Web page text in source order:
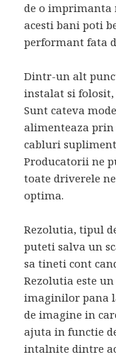
de o imprimanta
acesti bani poti
performant fata
Dintr-un alt
instalat si folosit,
Sunt cateva
alimenteaza prin
cabluri
Producatorii ne
toate driverele
optima.
Rezolutia, tipul
puteti salva un
sa tineti cont
Rezolutia este
imaginilor pana
de imagine in
ajuta in functie
intalnite dintre